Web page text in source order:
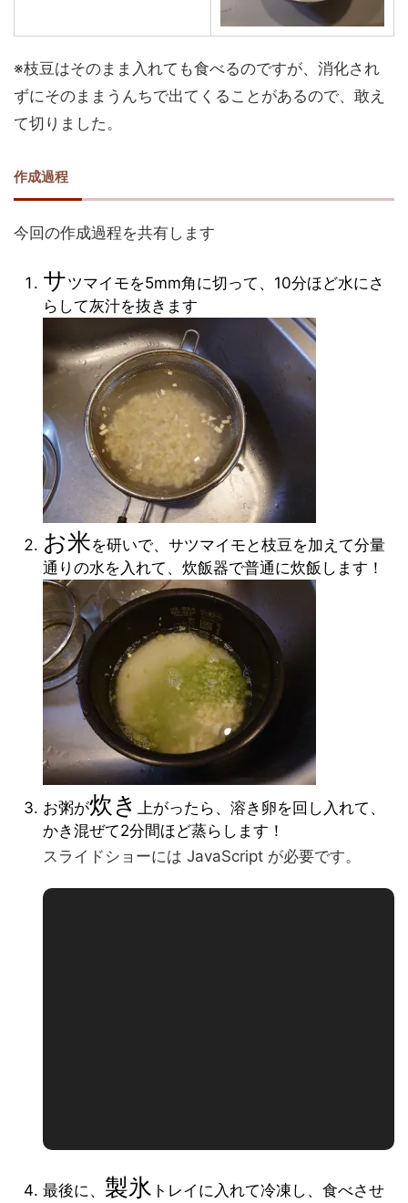
※枝豆はそのまま入れても食べるのですが、消化され
ずにそのままうんちで出てくることがあるので、敢え
て切りました。
作成過程
今回の作成過程を共有します
サツマイモを5mm角に切って、10分ほど水にさ
らして灰汁を抜きます
お米を研いで、サツマイモと枝豆を加えて分量
通りの水を入れて、炊飯器で普通に炊飯します！
お粥が炊き
上がったら、溶き卵を回し入れて、
かき混ぜて2分間ほど蒸らします！
スライドショーには JavaScript が必要です。
最後に、 製氷 トレイに入れて冷凍し、食べさせ